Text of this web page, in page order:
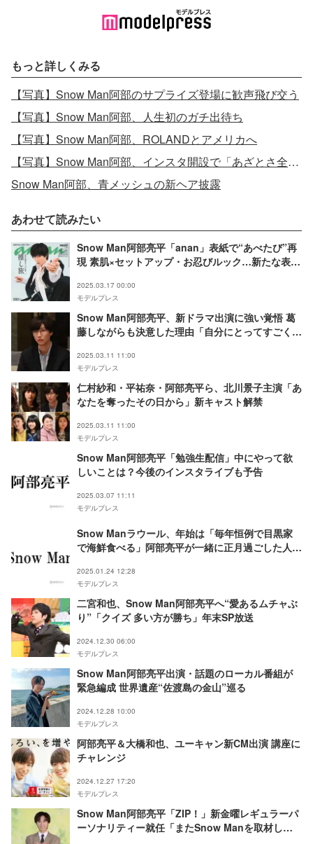
もっと詳しくみる
【写真】Snow Man阿部のサプライズ登場に歓声飛び交う
【写真】Snow Man阿部、人生初のガチ出待ち
【写真】Snow Man阿部、ROLANDとアメリカへ
【写真】Snow Man阿部、インスタ開設で「あざとさ全開」の初投稿
Snow Man阿部、青メッシュの新ヘア披露
あわせて読みたい
Snow Man阿部亮平「anan」表紙で“あべたび”再
現 素肌×セットアップ・お忍びルック…新たな表情
2025.03.17 00:00
モデルプレス
Snow Man阿部亮平、新ドラマ出演に強い覚悟 葛
藤しながらも決意した理由「自分にとってすごく挑
ー】
2025.03.11 11:00
モデルプレス
仁村紗和・平祐奈・阿部亮平ら、北川景子主演「あ
なたを奪ったその日から」新キャスト解禁
2025.03.11 11:00
モデルプレス
Snow Man阿部亮平「勉強生配信」中にやって欲
しいことは？今後のインスタライブも予告
2025.03.07 11:11
モデルプレス
Snow Manラウール、年始は「毎年恒例で目黒家
で海鮮食べる」阿部亮平が一緒に正月過ごした人物
2025.01.24 12:28
モデルプレス
二宮和也、Snow Man阿部亮平へ“愛あるムチャぶ
り”「クイズ 多い方が勝ち」年末SP放送
2024.12.30 06:00
モデルプレス
Snow Man阿部亮平出演・話題のローカル番組が
緊急編成 世界遺産“佐渡島の金山”巡る
2024.12.28 10:00
モデルプレス
阿部亮平＆大橋和也、ユーキャン新CM出演 講座に
チャレンジ
2024.12.27 17:20
モデルプレス
Snow Man阿部亮平「ZIP！」新金曜レギュラーパ
ーソナリティー就任「またSnow Manを取材しに